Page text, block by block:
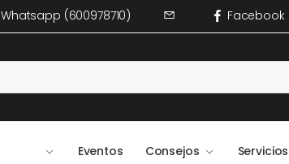
Whatsapp (600978710) Facebook
Eventos Consejos Servicios